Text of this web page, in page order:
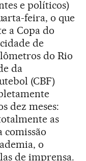
e políticos)
feira, o que
a Copa do
de
do Rio
da
(CBF)
dez meses:
as
comissão
o
de imprensa.